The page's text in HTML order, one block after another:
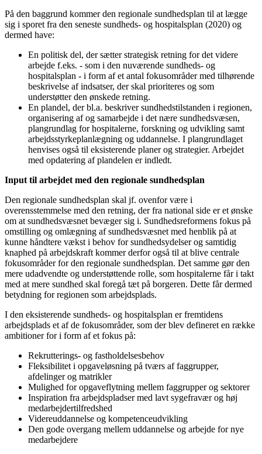
På den baggrund kommer den regionale sundhedsplan til at lægge
sig i sporet fra den seneste sundheds- og hospitalsplan (2020) og
dermed have:
En politisk del, der sætter strategisk retning for det videre
arbejde f.eks. - som i den nuværende sundheds- og
hospitalsplan - i form af et antal fokusområder med tilhørende
beskrivelse af indsatser, der skal prioriteres og som
understøtter den ønskede retning.
En plandel, der bl.a. beskriver sundhedstilstanden i regionen,
organisering af og samarbejde i det nære sundhedsvæsen,
plangrundlag for hospitalerne, forskning og udvikling samt
arbejdsstyrkeplanlægning og uddannelse. I plangrundlaget
henvises også til eksisterende planer og strategier. Arbejdet
med opdatering af plandelen er indledt.
Input til arbejdet med den regionale sundhedsplan
Den regionale sundhedsplan skal jf. ovenfor være i
overensstemmelse med den retning, der fra national side er et ønske
om at sundhedsvæsnet bevæger sig i. Sundhedsreformens fokus på
omstilling og omlægning af sundhedsvæsnet med henblik på at
kunne håndtere vækst i behov for sundhedsydelser og samtidig
knaphed på arbejdskraft kommer derfor også til at blive centrale
fokusområder for den regionale sundhedsplan. Det samme gør den
mere udadvendte og understøttende rolle, som hospitalerne får i takt
med at mere sundhed skal foregå tæt på borgeren. Dette får dermed
betydning for regionen som arbejdsplads.
I den eksisterende sundheds- og hospitalsplan er fremtidens
arbejdsplads et af de fokusområder, som der blev defineret en række
ambitioner for i form af et fokus på:
Rekrutterings- og fastholdelsesbehov
Fleksibilitet i opgaveløsning på tværs af faggrupper,
afdelinger og matrikler
Mulighed for opgaveflytning mellem faggrupper og sektorer
Inspiration fra arbejdspladser med lavt sygefravær og høj
medarbejdertilfredshed
Videreuddannelse og kompetenceudvikling
Den gode overgang mellem uddannelse og arbejde for nye
medarbejdere